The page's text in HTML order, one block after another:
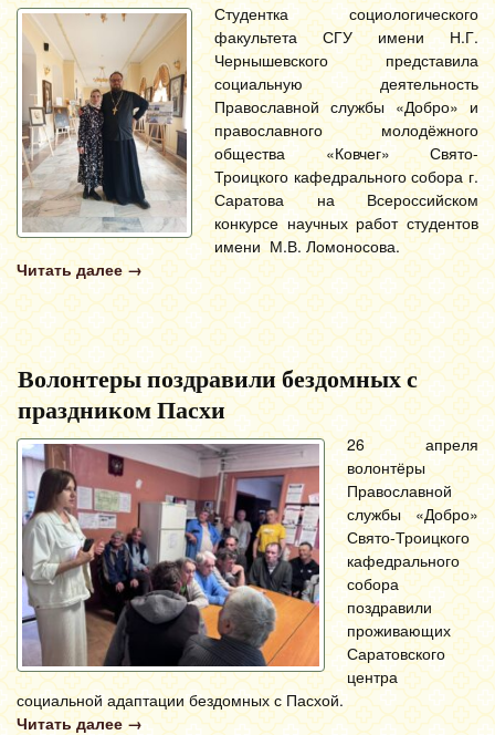
Студентка социологического
факультета СГУ имени Н.Г.
Чернышевского представила
социальную деятельность
Православной службы «Добро» и
православного молодёжного
общества «Ковчег» Свято-
Троицкого кафедрального собора г.
Саратова на Всероссийском
конкурсе научных работ студентов
имени М.В. Ломоносова.
Читать далее →
Волонтеры поздравили бездомных с
праздником Пасхи
26 апреля
волонтёры
Православной
службы «Добро»
Свято-Троицкого
кафедрального
собора
поздравили
проживающих
Саратовского
центра
социальной адаптации бездомных с Пасхой.
Читать далее →